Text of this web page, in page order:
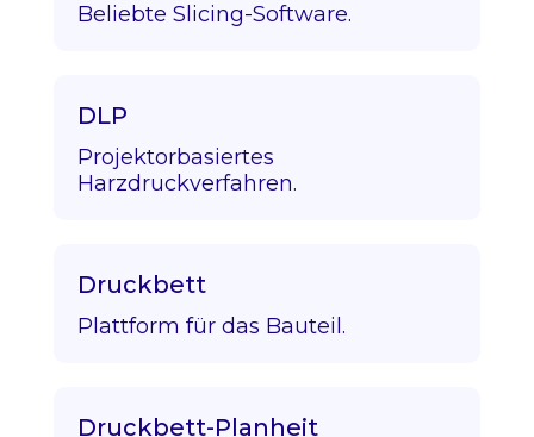
Beliebte Slicing-Software.
DLP
Projektorbasiertes
Harzdruckverfahren.
Druckbett
Plattform für das Bauteil.
Druckbett-Planheit